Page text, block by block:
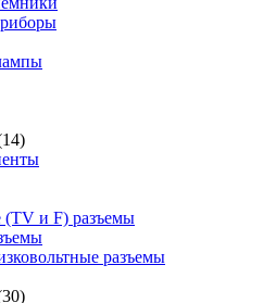
(TV и F) разъемы
разъемы